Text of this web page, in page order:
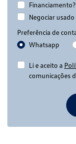
Financiamento?
Negociar usado
Preferência de
Whatsapp
Li e aceito a
comunicações